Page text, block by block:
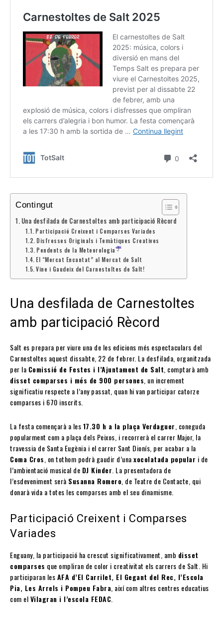
Contingut
Una desfilada de Carnestoltes amb participació Rècord
Participació Creixent i Comparses Variades
Disfresses Originals i Temàtiques Creatives
Pendents de la Meteorologia
El “Mercat Encantat” al Mercat de Salt
Vine i Gaudeix del Carnestoltes de Salt!
Una desfilada de Carnestoltes
amb participació Rècord
Salt es prepara per viure una de les edicions més espectaculars del
Carnestoltes aquest dissabte, 22 de febrer. La desfilada, organitzada
per la Comissió de Festes i l’Ajuntament de Salt, comptarà amb
disset comparses i més de 900 persones, un increment
significatiu respecte a l’any passat, quan hi van participar catorze
comparses i 670 inscrits.
La festa començarà a les17.30 h a la plaça Verdaguer, coneguda
popularment com a plaça dels Peixos, i recorrerà el carrer Major, la
travessia de Santa Eugènia i el carrer Sant Dionís, per acabar a la
Coma Cros, on tothom podrà gaudir d’unaxocolatada popular i de
l’ambientació musical de DJ Kinder. La presentadora de
l’esdeveniment serà Susanna Romero, de Teatre de Contacte, qui
donarà vida a totes les comparses amb el seu dinamisme.
Participació Creixent i Comparses
Variades
Enguany, la participació ha crescut significativament, amb disset
comparses que ompliran de color i creativitat els carrers de Salt. Hi
participaran lesAFA d’El Carrilet, El Gegant del Rec, l’Escola
Pia, Les Arrels i Pompeu Fabra, així com altres centres educatius
com elVilagran i l’escola FEDAC.